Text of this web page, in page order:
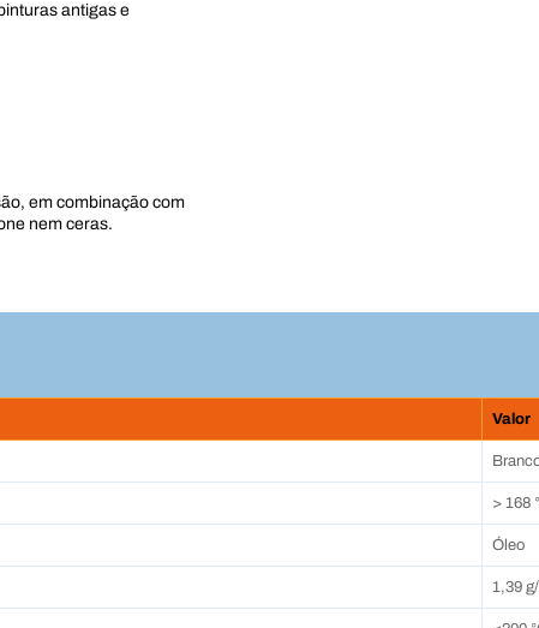
antigas e
em combinação com
nem ceras.
Valor
> 168
Óleo
1,39